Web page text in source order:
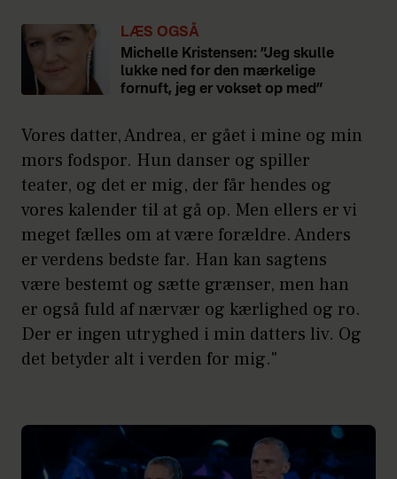
LÆS OGSÅ
Michelle Kristensen: ”Jeg skulle
lukke ned for den mærkelige
fornuft, jeg er vokset op med”
Vores datter, Andrea, er gået i mine og min
mors fodspor. Hun danser og spiller
teater, og det er mig, der får hendes og
vores kalender til at gå op. Men ellers er vi
meget fælles om at være forældre. Anders
er verdens bedste far. Han kan sagtens
være bestemt og sætte grænser, men han
er også fuld af nærvær og kærlighed og ro.
Der er ingen utryghed i min datters liv. Og
det betyder alt i verden for mig."